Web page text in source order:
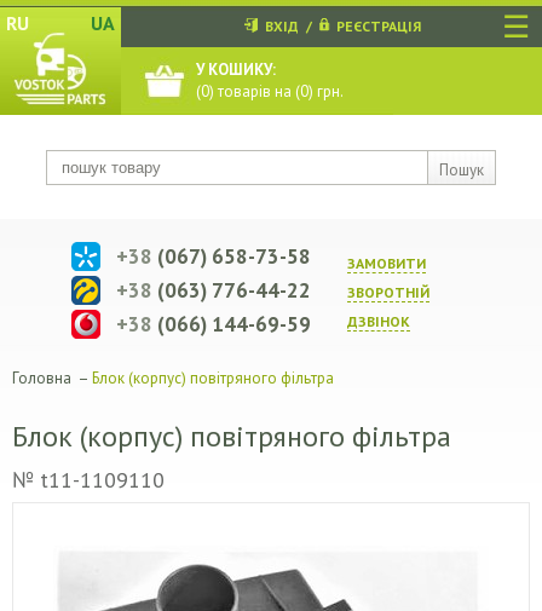
☰
RU UA
Пошук
ВХІД / РЕЄСТРАЦІЯ
У КОШИКУ:
(0) товарів на (0) грн.
ЗАМОВИТИ
ЗВОРОТНIЙ
ДЗВIНОК
+38 (067) 658-73-58
+38 (063) 776-44-22
+38 (066) 144-69-59
Головна – Блок (корпус) повітряного фільтра
Блок (корпус) повітряного фільтра
№ t11-1109110